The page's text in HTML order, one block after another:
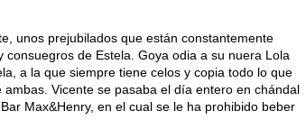
unos prejubilados que están constantemente
de Estela. Goya odia a su nuera Lola
a la que siempre tiene celos y copia todo lo que
Vicente se pasaba el día entero en chándal
Max&Henry, en el cual se le ha prohibido beber